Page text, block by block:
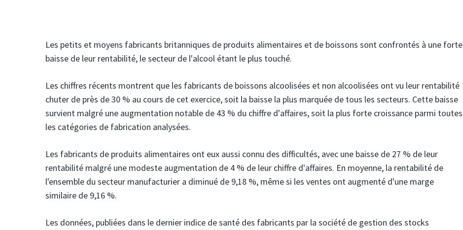
Les petits et moyens fabricants britanniques de produits alimentaires et de boissons sont confrontés à une forte
baisse de leur rentabilité, le secteur de l'alcool étant le plus touché.
Les chiffres récents montrent que les fabricants de boissons alcoolisées et non alcoolisées ont vu leur rentabilité
chuter de près de 30 % au cours de cet exercice, soit la baisse la plus marquée de tous les secteurs. Cette baisse
survient malgré une augmentation notable de 43 % du chiffre d'affaires, soit la plus forte croissance parmi toutes
les catégories de fabrication analysées.
Les fabricants de produits alimentaires ont eux aussi connu des difficultés, avec une baisse de 27 % de leur
rentabilité malgré une modeste augmentation de 4 % de leur chiffre d'affaires. En moyenne, la rentabilité de
l'ensemble du secteur manufacturier a diminué de 9,18 %, même si les ventes ont augmenté d'une marge
similaire de 9,16 %.
Les données, publiées dans le dernier indice de santé des fabricants par la société de gestion des stocks